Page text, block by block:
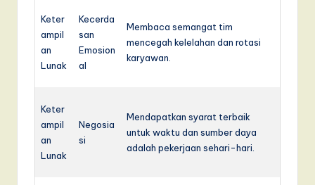
Keter
ampil
an
Lunak
Kecerda
san
Emosion
al
Membaca semangat tim
mencegah kelelahan dan rotasi
karyawan.
Keter
ampil
an
Lunak
Negosia
si
Mendapatkan syarat terbaik
untuk waktu dan sumber daya
adalah pekerjaan sehari-hari.